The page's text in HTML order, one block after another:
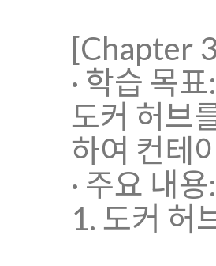
[Chapter
· 학습 목표:
도커 허브
하여 컨테
· 주요 내용:
1. 도커 허